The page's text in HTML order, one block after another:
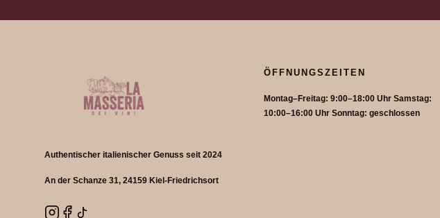
Authentischer italienischer Genuss seit 2024
An der Schanze 31, 24159 Kiel-Friedrichsort
ÖFFNUNGSZEITEN
Montag–Freitag: 9:00–18:00 Uhr Samstag:
10:00–16:00 Uhr Sonntag: geschlossen